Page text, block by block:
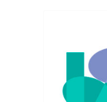
1.000.000 DE
EN TU